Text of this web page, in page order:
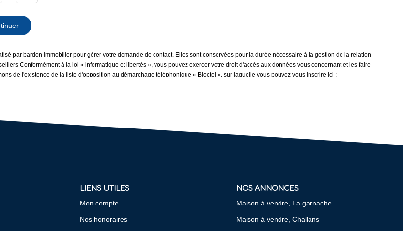
par bardon immobilier pour gérer votre demande de contact. Elles sont conservées pour la durée nécessaire à la gestion de la relation
Conformément à la loi « informatique et libertés », vous pouvez exercer votre droit d'accès aux données vous concernant et les faire
de l'existence de la liste d'opposition au démarchage téléphonique « Bloctel », sur laquelle vous pouvez vous inscrire ici :
LIENS UTILES
Mon compte
Nos honoraires
NOS ANNONCES
Maison à vendre, La garnache
Maison à vendre, Challans